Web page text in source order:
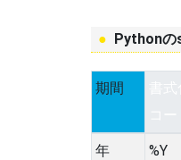
Pythonの
期間
年 %Y